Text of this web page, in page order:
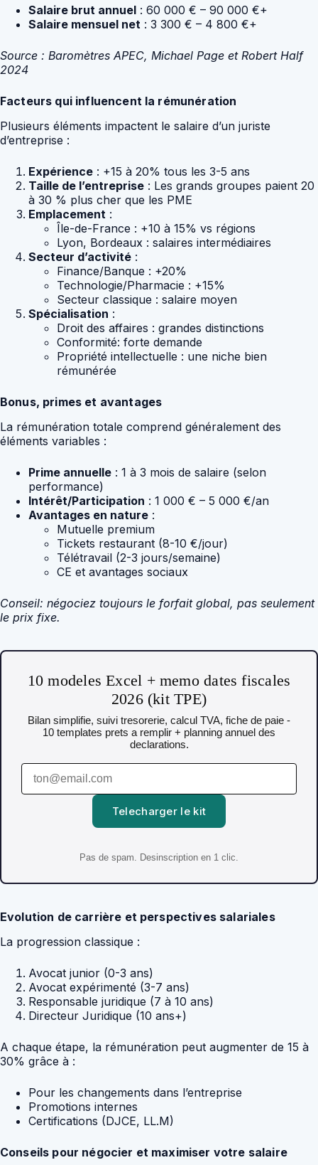
Salaire brut annuel : 60 000 € – 90 000 €+
Salaire mensuel net : 3 300 € – 4 800 €+
Source : Baromètres APEC, Michael Page et Robert Half
2024
Facteurs qui influencent la rémunération
Plusieurs éléments impactent le salaire d’un juriste
d’entreprise :
Expérience : +15 à 20% tous les 3-5 ans
Taille de l’entreprise : Les grands groupes paient 20
à 30 % plus cher que les PME
Emplacement :
Île-de-France : +10 à 15% vs régions
Lyon, Bordeaux : salaires intermédiaires
Secteur d’activité :
Finance/Banque : +20%
Technologie/Pharmacie : +15%
Secteur classique : salaire moyen
Spécialisation :
Droit des affaires : grandes distinctions
Conformité: forte demande
Propriété intellectuelle : une niche bien
rémunérée
Bonus, primes et avantages
La rémunération totale comprend généralement des
éléments variables :
Prime annuelle : 1 à 3 mois de salaire (selon
performance)
Intérêt/Participation : 1 000 € – 5 000 €/an
Avantages en nature :
Mutuelle premium
Tickets restaurant (8-10 €/jour)
Télétravail (2-3 jours/semaine)
CE et avantages sociaux
Conseil: négociez toujours le forfait global, pas seulement
le prix fixe.
10 modeles Excel + memo dates fiscales
2026 (kit TPE)
Bilan simplifie, suivi tresorerie, calcul TVA, fiche de paie -
10 templates prets a remplir + planning annuel des
declarations.
Telecharger le kit
Pas de spam. Desinscription en 1 clic.
Evolution de carrière et perspectives salariales
La progression classique :
Avocat junior (0-3 ans)
Avocat expérimenté (3-7 ans)
Responsable juridique (7 à 10 ans)
Directeur Juridique (10 ans+)
A chaque étape, la rémunération peut augmenter de 15 à
30% grâce à :
Pour les changements dans l’entreprise
Promotions internes
Certifications (DJCE, LL.M)
Conseils pour négocier et maximiser votre salaire